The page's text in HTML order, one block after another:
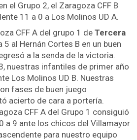
el Grupo 2, el Zaragoza CFF B
11 a 0 a Los Molinos UD A.
CFF A del grupo 1 de Tercera
5 al Hernán Cortes B en un buen
a la senda de la victoria.
nuestras infantiles de primer año
Los Molinos UD B. Nuestras
fases de buen juego
acierto de cara a portería.
CFF A del Grupo 1 consiguió
a 9 ante los chicos del Villamayor
para nuestro equipo